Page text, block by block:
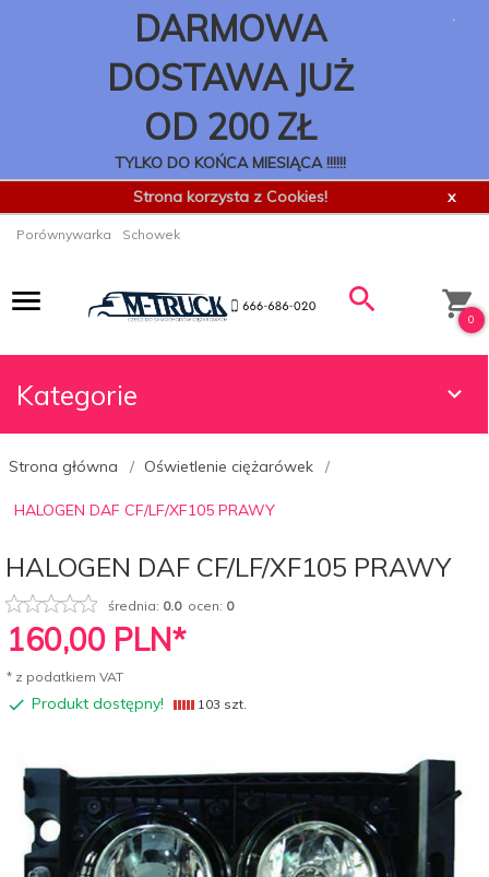
DARMOWA
DOSTAWA JUŻ
OD 200 ZŁ
TYLKO DO KOŃCA MIESIĄCA !!!!!!
.
Strona korzysta z Cookies! x
Porównywarka Schowek
0
Kategorie
Strona główna Oświetlenie ciężarówek
HALOGEN DAF CF/LF/XF105 PRAWY
HALOGEN DAF CF/LF/XF105 PRAWY
średnia: 0.0ocen: 0
160,00 PLN*
* z podatkiem VAT
Produkt dostępny! 103 szt.